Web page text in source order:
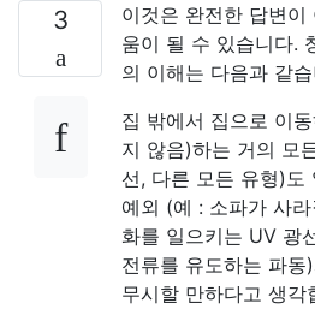
3
이것은 완전한 답변이
움이 될 수 있습니다.
의 이해는 다음과 같
집 밖에서 집으로 이
지 않음)하는 거의 모
선, 다른 모든 유형)도
예외 (예 : 소파가 사
화를 일으키는 UV 광
전류를 유도하는 파동
무시할 만하다고 생각